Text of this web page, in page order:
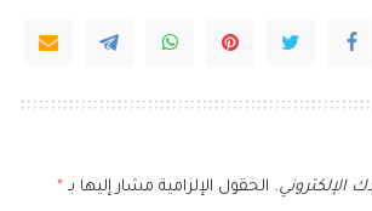
الإلكتروني. الحقول الإلزامية مشار إليها بـ *